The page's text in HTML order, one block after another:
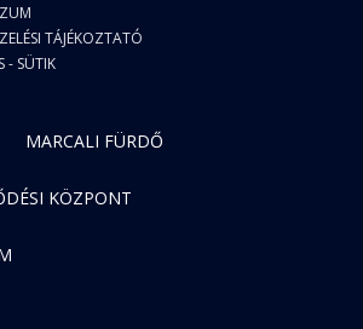
TÁJÉKOZTATÓ
- SÜTIK
MARCALI FÜRDŐ
KÖZPONT